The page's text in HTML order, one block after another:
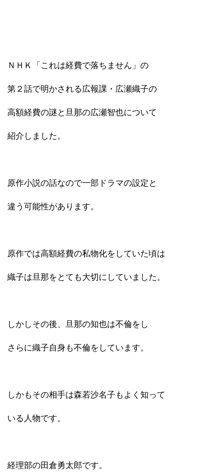
ＮＨＫ「これは経費で落ちません」の
第２話で明かされる広報課・広瀬織子の
高額経費の謎と旦那の広瀬智也について
紹介しました。
原作小説の話なので一部ドラマの設定と
違う可能性があります。
原作では高額経費の私物化をしていた頃は
織子は旦那をとても大切にしていました。
しかしその後、旦那の知也は不倫をし
さらに織子自身も不倫をしています。
しかもその相手は森若沙名子もよく知って
いる人物です。
経理部の田倉勇太郎です。